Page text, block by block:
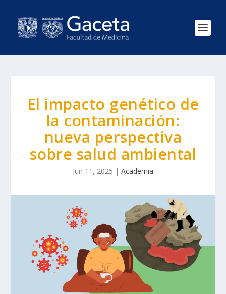
El impacto genético de
la contaminación:
nueva perspectiva
sobre salud ambiental
Jun 11, 2025 | Academia